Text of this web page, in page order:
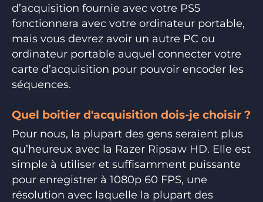
d’acquisition fournie avec votre PS5
fonctionnera avec votre ordinateur portable,
mais vous devrez avoir un autre PC ou
ordinateur portable auquel connecter votre
carte d’acquisition pour pouvoir encoder les
séquences.
Quel boitier d'acquisition dois-je choisir ?
Pour nous, la plupart des gens seraient plus
qu’heureux avec la Razer Ripsaw HD. Elle est
simple à utiliser et suffisamment puissante
pour enregistrer à 1080p 60 FPS, une
résolution avec laquelle la plupart des